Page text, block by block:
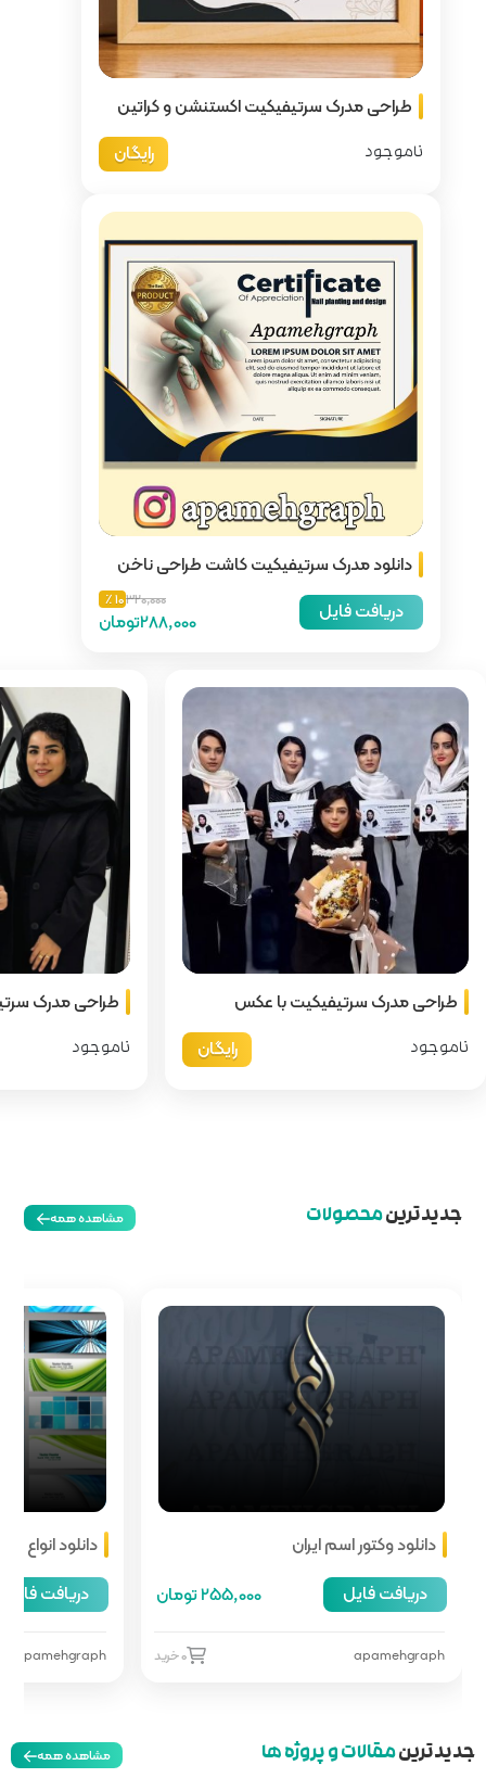
اکستنشن و کراتین
رایگان
کاشت طراحی ناخن
320,00010 ٪
288,000تومان
رایگان
طراحی مدرک سرتیفیکیت عکسدار با عکس
رایگان
مشاهده همه
تومان
0 خرید
دانلود انواع هدر سایت
دریافت فایل
66,000 تومان
0 خرید
مشاهده همه